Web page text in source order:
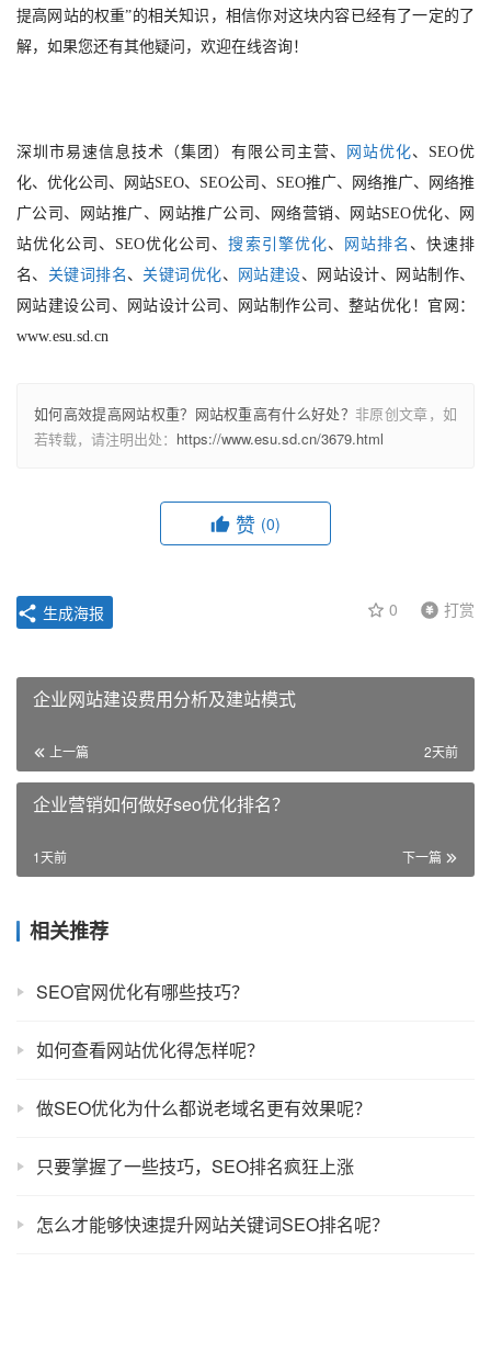
提高网站的权重”的相关知识，相信你对这块内容已经有了一定的了
解，如果您还有其他疑问，欢迎在线咨询！
深圳市易速信息技术（集团）有限公司主营、 网站优化、SEO优
化、优化公司、网站SEO、SEO公司、SEO推广、网络推广、网络推
广公司、网站推广、网站推广公司、网络营销、网站SEO优化、网
站优化公司、SEO优化公司、搜索引擎优化、 网站排名 、快速排
名、 关键词排名 、 关键词优化、 网站建设、网站设计、网站制作、
网站建设公司、网站设计公司、网站制作公司、整站优化！官网：
www.esu.sd.cn
如何高效提高网站权重？网站权重高有什么好处？非原创文章，如
若转载，请注明出处： https://www.esu.sd.cn/3679.html
赞 (0)
0 打赏
生成海报
企业网站建设费用分析及建站模式
上一篇 2天前
企业营销如何做好seo优化排名？
下一篇
1天前
相关推荐
SEO官网优化有哪些技巧？
如何查看网站优化得怎样呢？
做SEO优化为什么都说老域名更有效果呢？
只要掌握了一些技巧，SEO排名疯狂上涨
怎么才能够快速提升网站关键词SEO排名呢？